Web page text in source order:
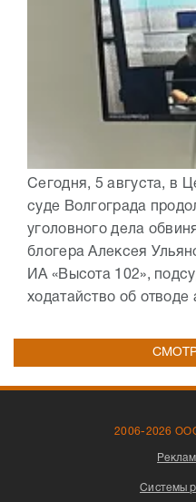
Сегодня, 5 августа, в
суде Волгограда
уголовного дела
блогера Алексея
ИА «Высота 102»,
ходатайство об отводе
2006-2026
Системы